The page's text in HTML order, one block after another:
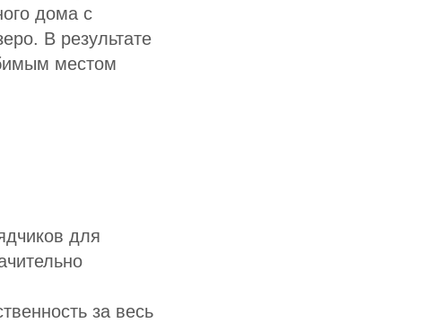
дома с
В результате
местом
для
за весь